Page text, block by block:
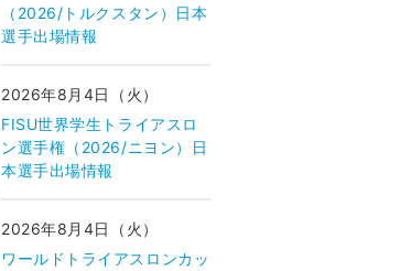
（2026/トルクスタン）日本
選手出場情報
2026年8月4日（火）
FISU世界学生トライアスロ
ン選手権（2026/ニヨン）日
本選手出場情報
2026年8月4日（火）
ワールドトライアスロンカッ